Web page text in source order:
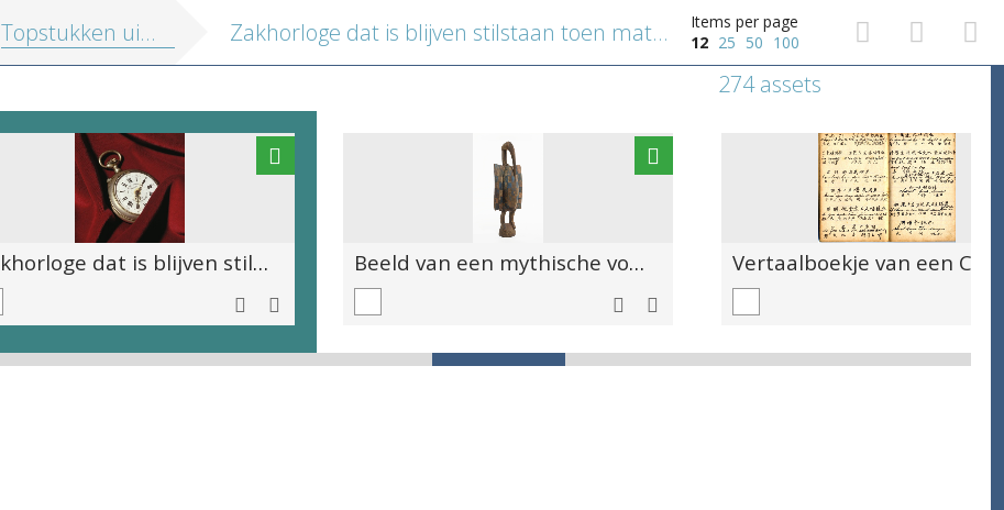
Topstukken uit de rijke MAS collectie Zakhorloge dat is blijven stilstaan toen matroos Gerard Denecker van boord sprong van het zinkende schoolschip "Comte de Smet de Naeyer".
Items per page
12 25 50 100
274 assets
Zakhorloge dat is blijven stilstaan toen matroos Gerard Denecker van boord sprong van het zinkende schoolschip "Comte de Smet de Naeyer". Beeld van een mythische vogel (sejen)